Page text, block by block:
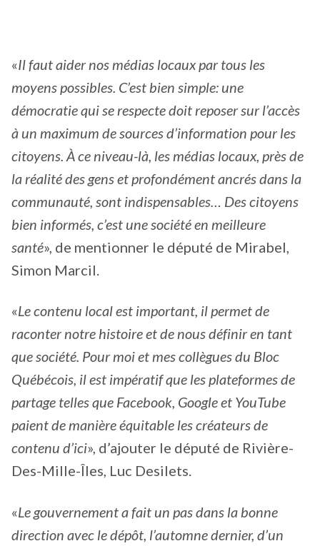
«Il faut aider nos médias locaux par tous les
moyens possibles. C’est bien simple: une
démocratie qui se respecte doit reposer sur l’accès
à un maximum de sources d’information pour les
citoyens. À ce niveau-là, les médias locaux, près de
la réalité des gens et profondément ancrés dans la
communauté, sont indispensables… Des citoyens
bien informés, c’est une société en meilleure
santé», de mentionner le député de Mirabel,
Simon Marcil.
«Le contenu local est important, il permet de
raconter notre histoire et de nous définir en tant
que société. Pour moi et mes collègues du Bloc
Québécois, il est impératif que les plateformes de
partage telles que Facebook, Google et YouTube
paient de manière équitable les créateurs de
contenu d’ici», d’ajouter le député de Rivière-
Des-Mille-Îles, Luc Desilets.
«Le gouvernement a fait un pas dans la bonne
direction avec le dépôt, l’automne dernier, d’un